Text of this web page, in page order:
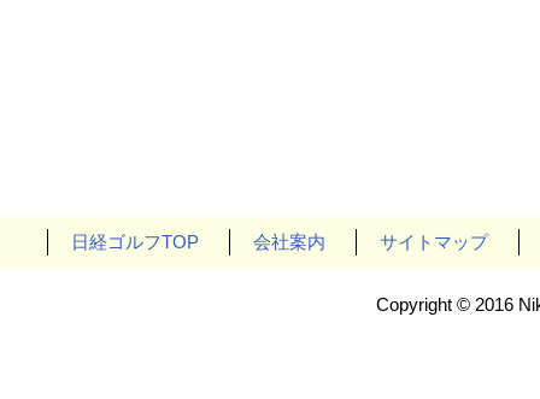
日経ゴルフTOP 会社案内 サイトマップ
Copyright © 2016